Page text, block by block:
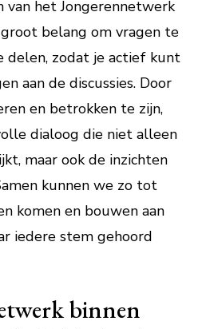
van het Jongerennetwerk
belang om vragen te
delen, zodat je actief kunt
aan de discussies. Door
en betrokken te zijn,
dialoog die niet alleen
maar ook de inzichten
kunnen we zo tot
komen en bouwen aan
iedere stem gehoord
binnen